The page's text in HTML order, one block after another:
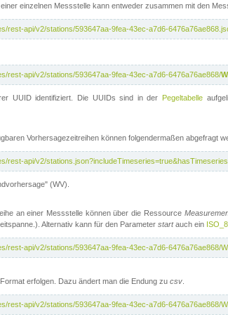
einzelnen Messstelle kann entweder zusammen mit den
rest-api/v2/stations/593647aa-9fea-43ec-a7d6-
rest-api/v2/stations/593647aa-9fea-43ec-a7d6-6476a76ae868/
UUID identifiziert. Die UUIDs sind in der Pegeltabelle
Vorhersagezeitreihen können folgendermaßen abgefragt
rest-api/v2/
(WV).
an einer Messstelle können über die Ressource
Alternativ kann für den Parameter startauch ein
rest-api/v2/stations/593647aa-9fea-43ec-a7d6-6476a76ae868/
erfolgen. Dazu ändert man die Endung zu csv
rest-api/v2/stations/593647aa-9fea-43ec-a7d6-6476a76ae868/